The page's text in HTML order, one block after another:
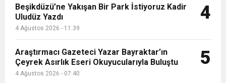
Beşikdüzü’ne Yakışan Bir Park İstiyoruz Kadir
Uludüz Yazdı
4 Ağustos 2026 - 11:39
4
Araştırmacı Gazeteci Yazar Bayraktar’ın
Çeyrek Asırlık Eseri Okuyucularıyla Buluştu
4 Ağustos 2026 - 07:40
5